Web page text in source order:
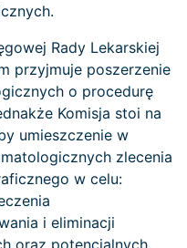
Rady Lekarskiej
przyjmuje poszerzenie
o procedurę
Komisja stoi na
umieszczenie w
zlecenia
w celu:
i eliminacji
oraz potencjalnych